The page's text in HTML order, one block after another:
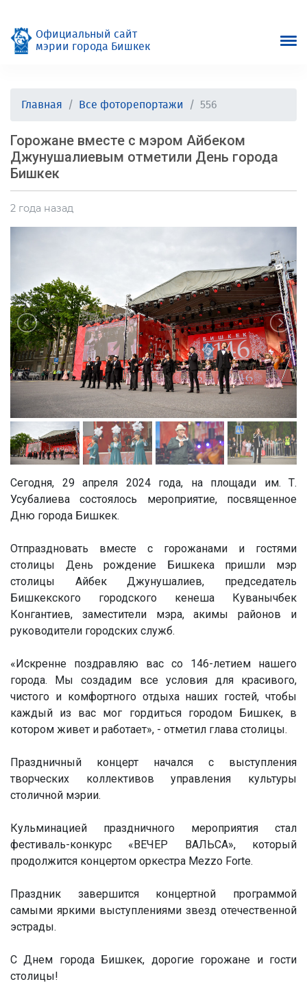
Официальный сайт
мэрии города Бишкек
Главная Все фоторепортажи 556
Горожане вместе с мэром Айбеком
Джунушалиевым отметили День города
Бишкек
2 года назад
Сегодня, 29 апреля 2024 года, на площади им. Т.
Усубалиева состоялось мероприятие, посвященное
Дню города Бишкек.
Отпраздновать вместе с горожанами и гостями
столицы День рождение Бишкека пришли мэр
столицы Айбек Джунушалиев, председатель
Бишкекского городского кенеша Куванычбек
Конгантиев, заместители мэра, акимы районов и
руководители городских служб.
«Искренне поздравляю вас со 146-летием нашего
города. Мы создадим все условия для красивого,
чистого и комфортного отдыха наших гостей, чтобы
каждый из вас мог гордиться городом Бишкек, в
котором живет и работает», - отметил глава столицы.
Праздничный концерт начался с выступления
творческих коллективов управления культуры
столичной мэрии.
Кульминацией праздничного мероприятия стал
фестиваль-конкурс «ВЕЧЕР ВАЛЬСА», который
продолжится концертом оркестра Mezzo Forte.
Праздник завершится концертной программой
самыми яркими выступлениями звезд отечественной
эстрады.
С Днем города Бишкек, дорогие горожане и гости
столицы!